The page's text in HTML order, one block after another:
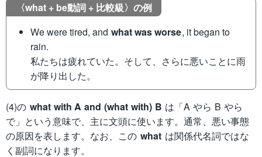
〈what + be動詞 + 比較級〉の例
We were tired, and what was worse, it began to
rain.
私たちは疲れていた。そして、さらに悪いことに雨
が降り出した。
(4)の what with A and (what with) B は「A やら B やら
で」という意味で、主に文頭に使います。通常、悪い事態
の原因を表します。なお、この what は関係代名詞ではな
く副詞になります。